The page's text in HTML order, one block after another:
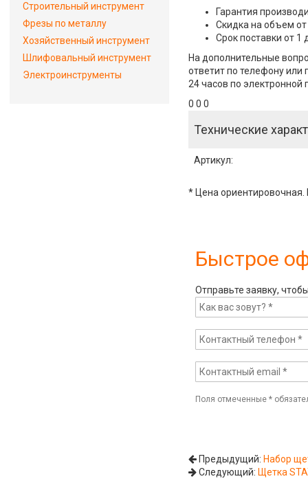
Гарантия
Скидка на объем от
Срок поставки от 1
На дополнительные
ответит по телефону или
24 часов по электронной
0 0 0
Технические
Артикул:
* Цена ориентировочная.
Быстрое
Отправьте заявку,
Поля отмеченные*
Предыдущий: Набор
Следующий: Щетка
Строительный инструмент
Фрезы по металлу
Хозяйственный инструмент
Шлифовальный инструмент
Электроинструменты